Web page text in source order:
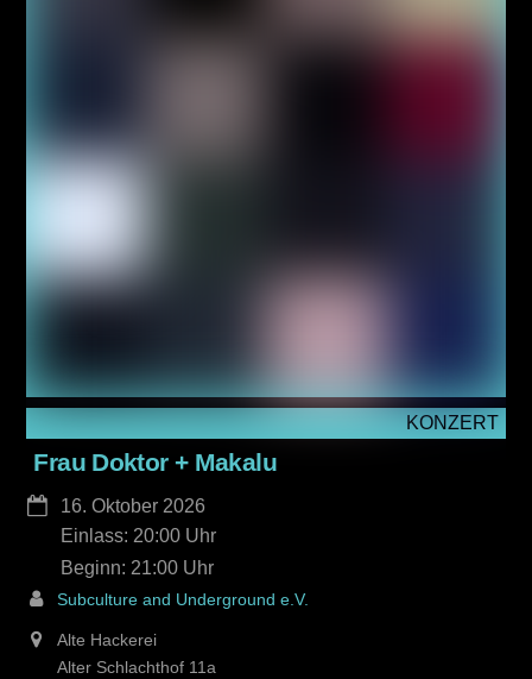
KONZERT
Frau Doktor + Makalu
16. Oktober 2026
21:00
Einlass: 20:00
Subculture and Underground e.V.
Alte Hackerei
Alter Schlachthof 11a